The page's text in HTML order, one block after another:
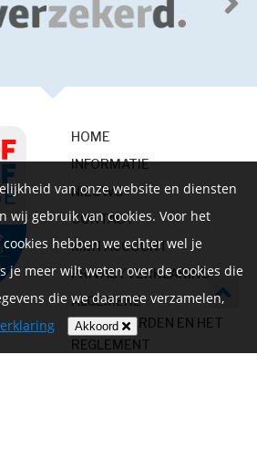
HOME
INFORMATIE
NIEUWS
CONTACT
MIJN ACCOUNT
PRIVACYVERKLARING
ALGEMENE
VOORWAARDEN EN HET
REGLEMENT
van onze website en diensten
wij gebruik van cookies. Voor het
hebben we echter wel je
je meer wilt weten over de cookies die
die we daarmee verzamelen,
Akkoord